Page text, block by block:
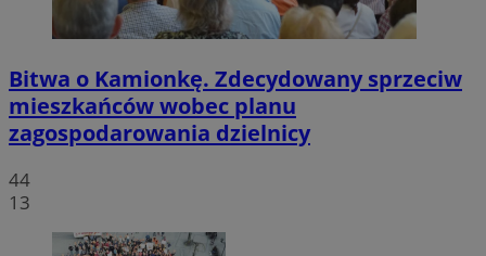
Bitwa o Kamionkę. Zdecydowany sprzeciw
mieszkańców wobec planu
zagospodarowania dzielnicy
44
13